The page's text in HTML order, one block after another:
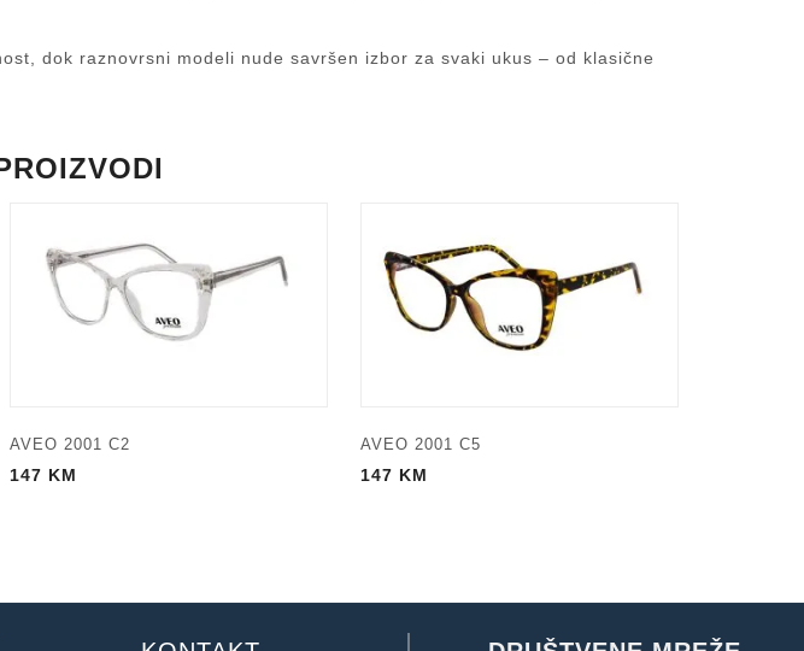
dok raznovrsni modeli nude savršen izbor za svaki ukus – od klasične
AVEO 2001 C2
147 KM
AVEO 2001 C5
147 KM